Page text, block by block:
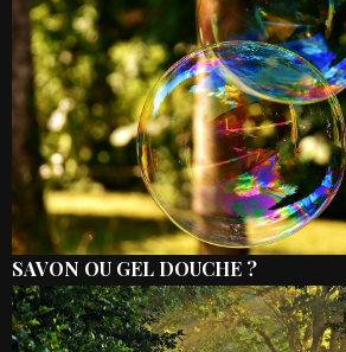
SAVON OU GEL DOUCHE ?